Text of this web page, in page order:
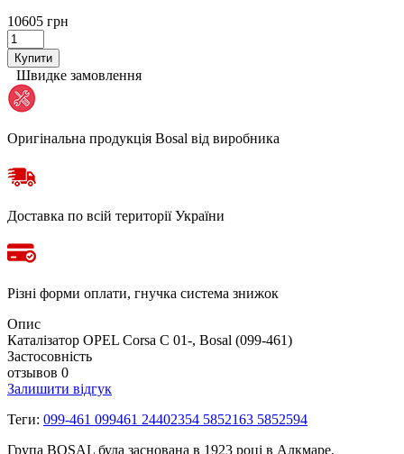
10605 грн
Купити
Швидке замовлення
Оригінальна продукція Bosal від виробника
Доставка по всій території України
Різні форми оплати, гнучка система знижок
Опис
Каталізатор OPEL Corsa C 01-, Bosal (099-461)
Застосовність
отзывов 0
Залишити відгук
Теги: 099-461 099461 24402354 5852163 5852594
Група BOSAL була заснована в 1923 році в Алкмаре,